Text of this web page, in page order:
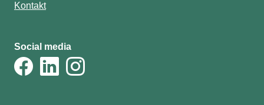
Kontakt
Social media